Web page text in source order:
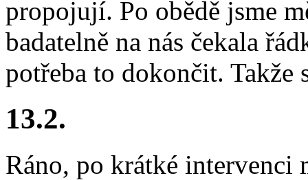
propojují. Po obědě jsme
badatelně na nás čekala
potřeba to dokončit. Takže
13.2.
Ráno, po krátké intervenci